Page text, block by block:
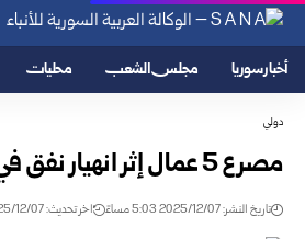
أخبار سوريا مجلس الشعب محليات
دولي
مصرع 5 عمال إثر انهيار نفق في الصين
تاريخ النشر: 2025/12/07 5:03 مساءً اخر تحديث: 2025/12/07 5:03 مساءً